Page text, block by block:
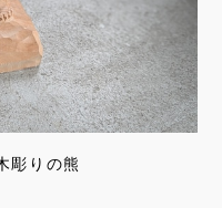
りの熊